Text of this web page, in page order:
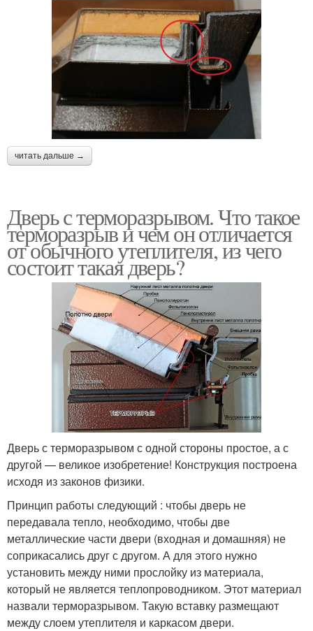
читать дальше →
Дверь с терморазрывом. Что такое
терморазрыв и чем он отличается
от обычного утеплителя, из чего
состоит такая дверь?
Дверь с терморазрывом с одной стороны простое, а с
другой — великое изобретение! Конструкция построена
исходя из законов физики.
Принцип работы следующий : чтобы дверь не
передавала тепло, необходимо, чтобы две
металлические части двери (входная и домашняя) не
соприкасались друг с другом. А для этого нужно
установить между ними прослойку из материала,
который не является теплопроводником. Этот материал
назвали терморазрывом. Такую вставку размещают
между слоем утеплителя и каркасом двери.